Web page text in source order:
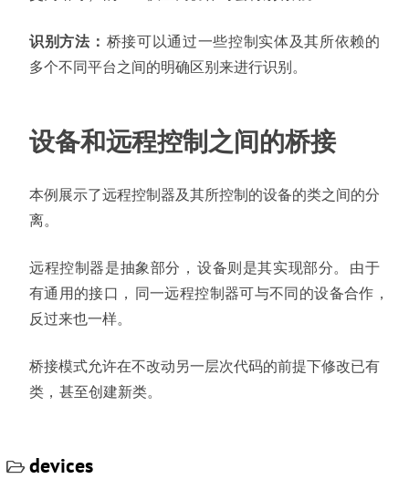
识别方法：
桥接可以通过一些控制实体及其所依赖的
多个不同平台之间的明确区别来进行识别。
设备和远程控制之间的桥接
本例展示了远程控制器及其所控制的设备的类之间的分
离。
远程控制器是抽象部分 设备则是其实现部分。
由于
有通用的接口
同一远程控制器可与不同的设备合作
反过来也一样。
桥接模式允许在不改动另一层次代码的前提下修改已有
类
甚至创建新类。
devices